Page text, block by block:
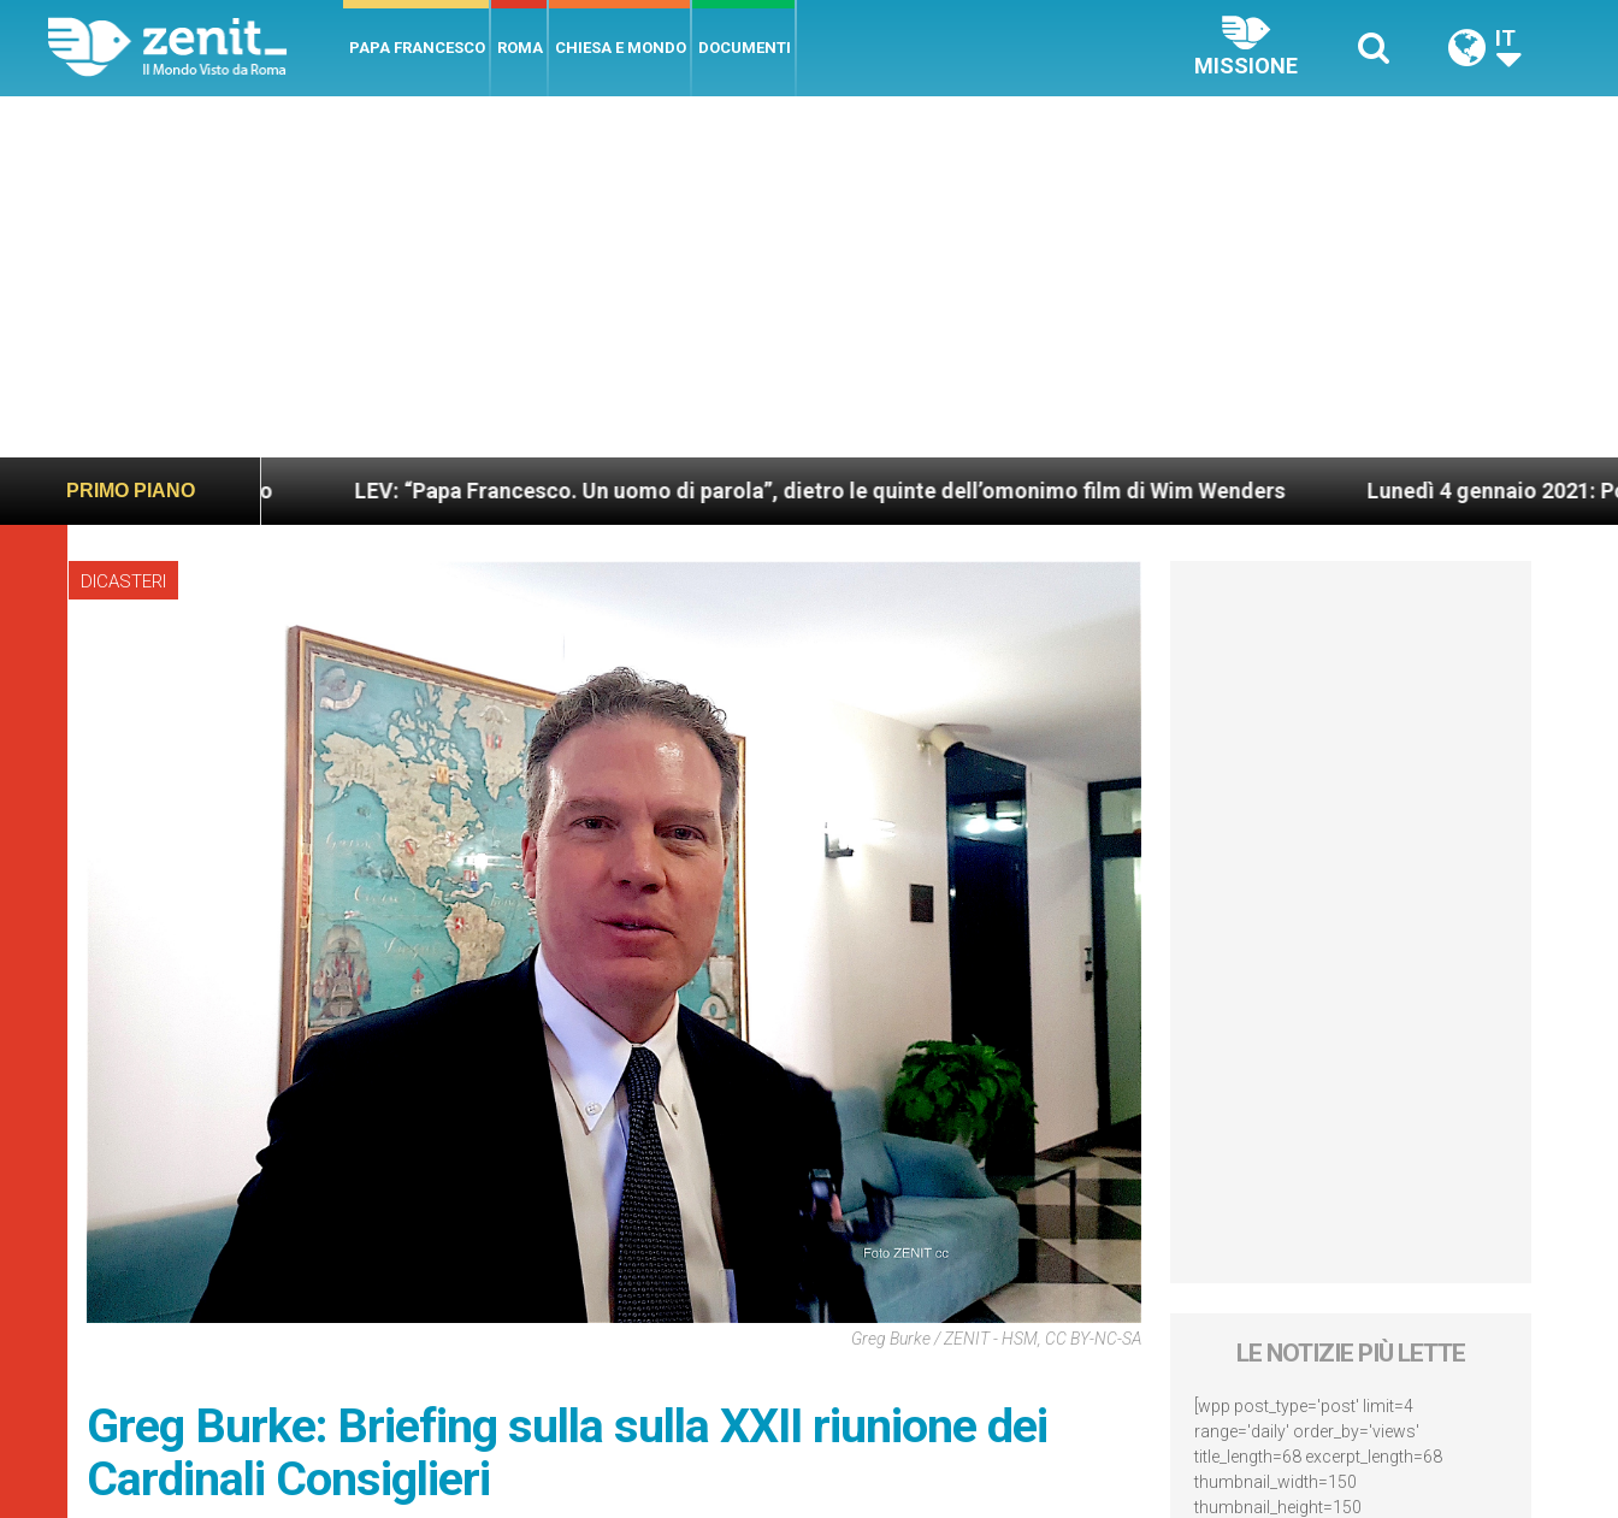
PAPA FRANCESCO ROMA CHIESA E MONDO DOCUMENTI
MISSIONE
IT
PRIMO PIANO
e giusto LEV: “Papa Francesco. Un uomo di parola”, dietro le quinte dell’omonimo film di Wim Wenders Lunedì 4 gennaio 2021: Possesso
DICASTERI
Greg Burke / ZENIT - HSM, CC BY-NC-SA
Greg Burke: Briefing sulla sulla XXII riunione dei
Cardinali Consiglieri
LE NOTIZIE PIÙ LETTE
[wpp post_type='post' limit=4
range='daily' order_by='views'
title_length=68 excerpt_length=68
thumbnail_width=150
thumbnail_height=150